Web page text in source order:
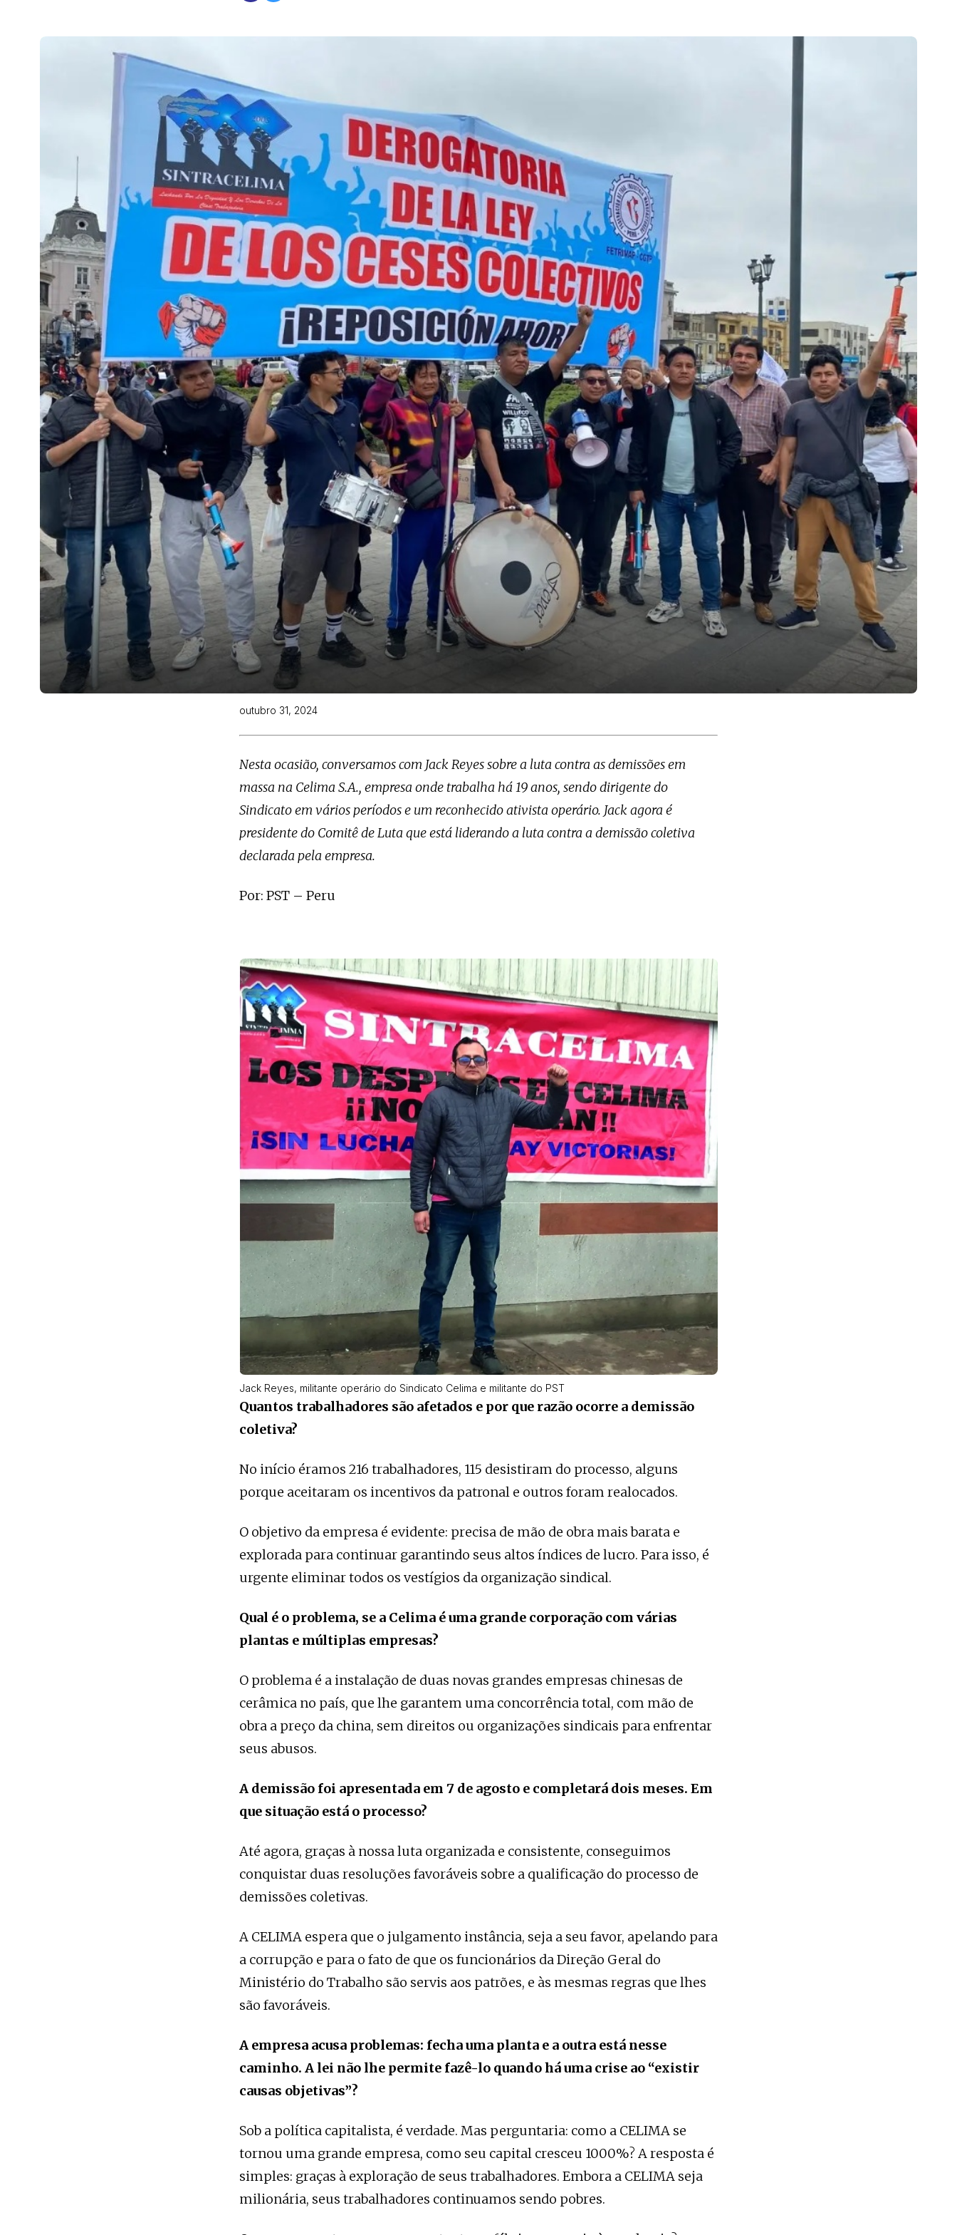
outubro 31, 2024
Nesta ocasião, conversamos com Jack Reyes sobre a luta contra as demissões em
massa na Celima S.A., empresa onde trabalha há 19 anos, sendo dirigente do
Sindicato em vários períodos e um reconhecido ativista operário. Jack agora é
presidente do Comitê de Luta que está liderando a luta contra a demissão coletiva
declarada pela empresa.
Por: PST – Peru
Jack Reyes, militante operário do Sindicato Celima e militante do PST
Quantos trabalhadores são afetados e por que razão ocorre a demissão
coletiva?
No início éramos 216 trabalhadores, 115 desistiram do processo, alguns
porque aceitaram os incentivos da patronal e outros foram realocados.
O objetivo da empresa é evidente: precisa de mão de obra mais barata e
explorada para continuar garantindo seus altos índices de lucro. Para isso, é
urgente eliminar todos os vestígios da organização sindical.
Qual é o problema, se a Celima é uma grande corporação com várias
plantas e múltiplas empresas?
O problema é a instalação de duas novas grandes empresas chinesas de
cerâmica no país, que lhe garantem uma concorrência total, com mão de
obra a preço da china, sem direitos ou organizações sindicais para enfrentar
seus abusos.
A demissão foi apresentada em 7 de agosto e completará dois meses. Em
que situação está o processo?
Até agora, graças à nossa luta organizada e consistente, conseguimos
conquistar duas resoluções favoráveis sobre a qualificação do processo de
demissões coletivas.
A CELIMA espera que o julgamento instância, seja a seu favor, apelando para
a corrupção e para o fato de que os funcionários da Direção Geral do
Ministério do Trabalho são servis aos patrões, e às mesmas regras que lhes
são favoráveis.
A empresa acusa problemas: fecha uma planta e a outra está nesse
caminho. A lei não lhe permite fazê-lo quando há uma crise ao “existir
causas objetivas”?
Sob a política capitalista, é verdade. Mas perguntaria: como a CELIMA se
tornou uma grande empresa, como seu capital cresceu 1000%? A resposta é
simples: graças à exploração de seus trabalhadores. Embora a CELIMA seja
milionária, seus trabalhadores continuamos sendo pobres.